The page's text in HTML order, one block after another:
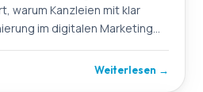
warum Kanzleien mit klar
im digitalen Marketing
Weiterlesen →